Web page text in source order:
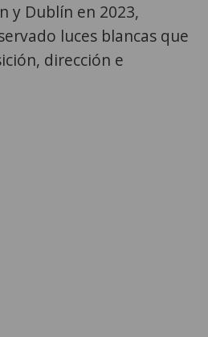
y Dublín en 2023,
luces blancas que
dirección e